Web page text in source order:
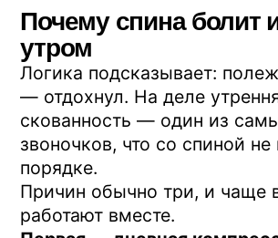
начинается новая компрессия — на ещё
не восстановленный позвоночник.
Вторая — слабые глубокие мышцы.
Короткие стабилизирующие мышцы
вдоль позвоночника должны держать
его ровно и днём, и ночью. Если они
слабые — за ночь позвонки занимают
неудобное положение. Утром мышцы
пытаются собраться в рабочий режим,
отсюда — скованность, тяжесть, «ходил
бы ещё полчаса не разгибаясь».
Третья — внешние факторы. Матрас,
подушка, поза во сне. Важно, но обычно
это только усугубляет первые две